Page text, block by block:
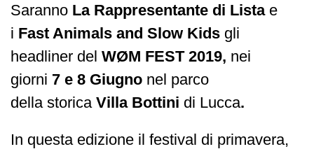
Saranno La Rappresentante di Lista e
i Fast Animals and Slow Kids gli
headliner del WØM FEST 2019, nei
giorni 7 e 8 Giugno nel parco
della storica Villa Bottini di Lucca.
In questa edizione il festival di primavera,